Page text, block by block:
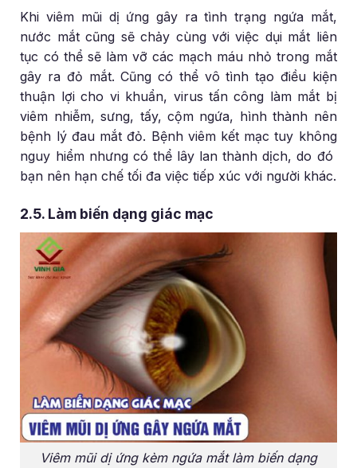
Khi viêm mũi dị ứng gây ra tình trạng ngứa mắt,
nước mắt cũng sẽ chảy cùng với việc dụi mắt liên
tục có thể sẽ làm vỡ các mạch máu nhỏ trong mắt
gây ra đỏ mắt. Cũng có thể vô tình tạo điều kiện
thuận lợi cho vi khuẩn, virus tấn công làm mắt bị
viêm nhiễm, sưng, tấy, cộm ngứa, hình thành nên
bệnh lý đau mắt đỏ. Bệnh viêm kết mạc tuy không
nguy hiểm nhưng có thể lây lan thành dịch, do đó
bạn nên hạn chế tối đa việc tiếp xúc với người khác.
2.5. Làm biến dạng giác mạc
Viêm mũi dị ứng kèm ngứa mắt làm biến dạng